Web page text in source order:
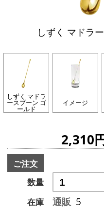
しずく マドラ
しずく マドラ
ースプーン ゴ
ールド
イメージ
2,310
ご注文
数量
在庫
通販 5